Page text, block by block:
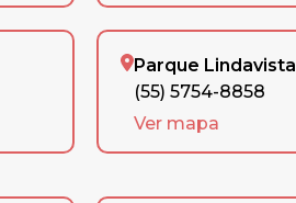
Parque Lindavista
(55) 5754-8858
Ver mapa